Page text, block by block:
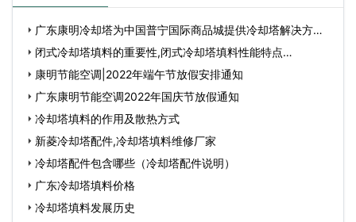
广东康明冷却塔为中国普宁国际商品城提供冷却塔解决方
案…闭式冷却塔填料的重要性,闭式冷却塔填料性能特点…
康明节能空调|2022年端午节放假安排通知
广东康明节能空调2022年国庆节放假通知
冷却塔填料的作用及散热方式
新菱冷却塔配件,冷却塔填料维修厂家
冷却塔配件包含哪些（冷却塔配件说明）
广东冷却塔填料价格
冷却塔填料发展历史